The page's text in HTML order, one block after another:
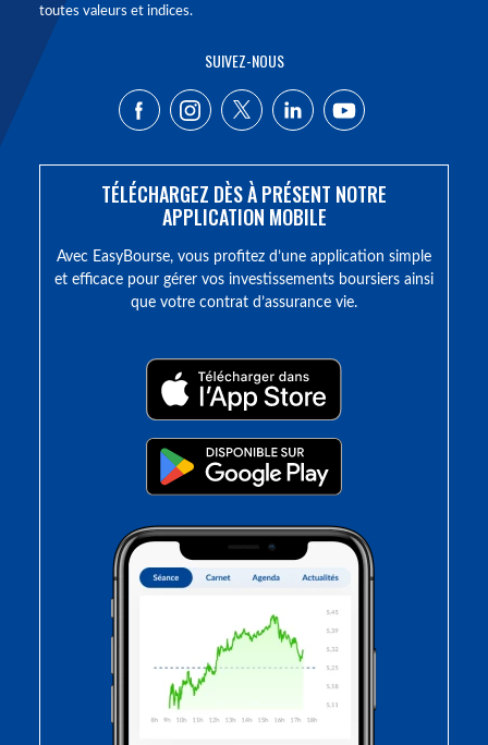
toutes valeurs et indices.
SUIVEZ-NOUS
TÉLÉCHARGEZ DÈS À PRÉSENT NOTRE
APPLICATION MOBILE
Avec EasyBourse, vous profitez d’une application simple
et efficace pour gérer vos investissements boursiers ainsi
que votre contrat d’assurance vie.